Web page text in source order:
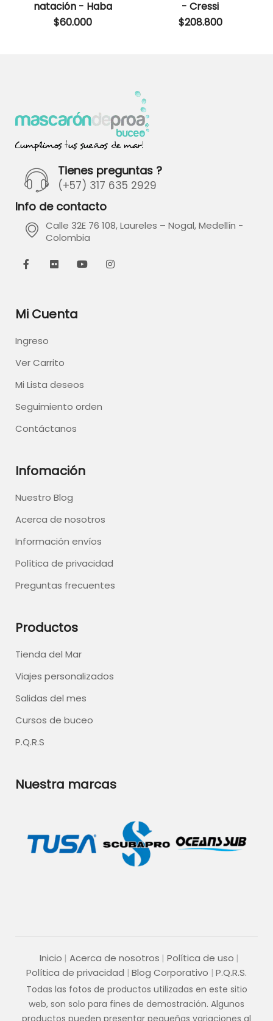
natación - Haba
$60.000
- Cressi
$208.800
Tienes preguntas ?
(+57) 317 635 2929
Info de contacto
Calle 32E 76 108, Laureles – Nogal, Medellín -
Colombia
Mi Cuenta
Ingreso
Ver Carrito
Mi Lista deseos
Seguimiento orden
Contáctanos
Infomación
Nuestro Blog
Acerca de nosotros
Información envíos
Política de privacidad
Preguntas frecuentes
Productos
Tienda del Mar
Viajes personalizados
Salidas del mes
Cursos de buceo
P.Q.R.S
Nuestra marcas
Inicio Acerca de nosotros
Política de uso
Política de privacidad
Blog Corporativo P.Q.R.S.
Todas las fotos de productos utilizadas en este sitio
web, son solo para fines de demostración. Algunos
productos pueden presentar pequeñas variaciones al